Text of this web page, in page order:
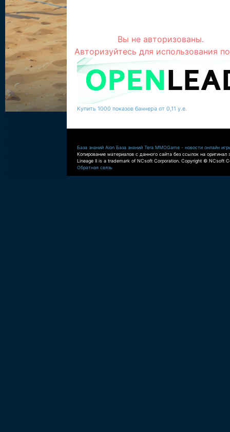
Вы не авторизованы.
Авторизуйтесь для использования
Купить 1000 показов баннера от 0,11 у.е.
База знаний Aion База знаний Tera MMOGame - новости онлайн
Копирование материалов с данного сайта без ссылок на оригинал
Lineage II is a trademark of NCsoft Corporation. Copyright © NCsoft
Обратная связь